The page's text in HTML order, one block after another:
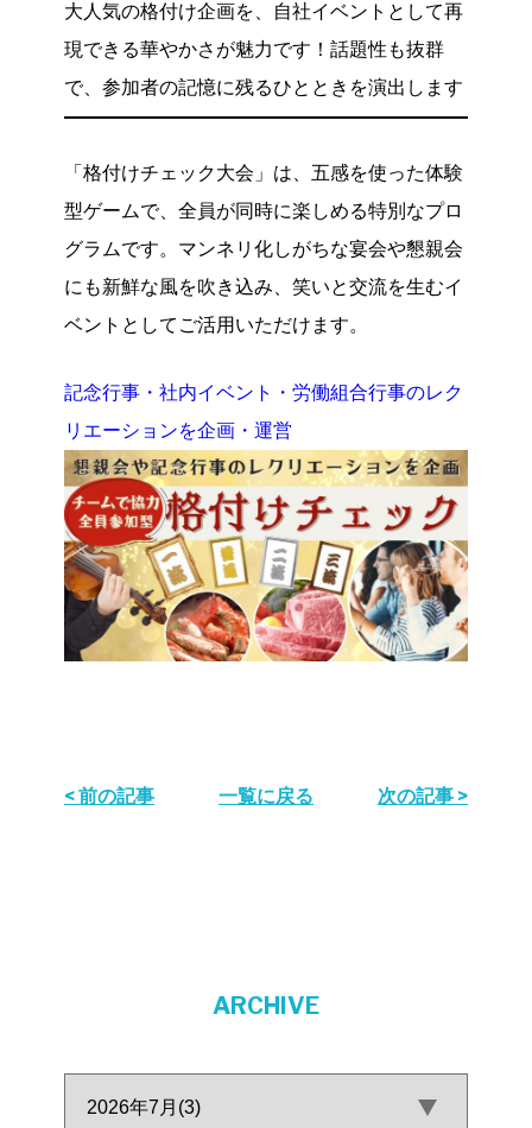
大人気の格付け企画を、自社イベントとして再
現できる華やかさが魅力です！話題性も抜群
で、参加者の記憶に残るひとときを演出します
「格付けチェック大会」は、五感を使った体験
型ゲームで、全員が同時に楽しめる特別なプロ
グラムです。マンネリ化しがちな宴会や懇親会
にも新鮮な風を吹き込み、笑いと交流を生むイ
ベントとしてご活用いただけます。
記念行事・社内イベント・労働組合行事のレク
リエーションを企画・運営
< 前の記事 一覧に戻る 次の記事 >
ARCHIVE